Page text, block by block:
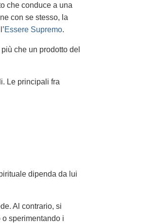
che conduce a una
con se stesso, la
Essere Supremo.
che un prodotto del
Le principali fra
dipenda da lui
Al contrario, si
sperimentando i